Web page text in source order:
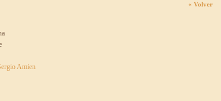
« Volver
Amien